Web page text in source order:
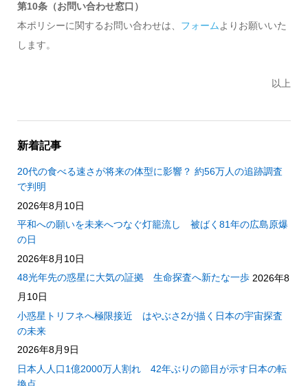
第10条（お問い合わせ窓口）
本ポリシーに関するお問い合わせは、 フォーム よりお願いいた
します。
以上
新着記事
20代の食べる速さが将来の体型に影響？ 約56万人の追跡調査
で判明
2026年8月10日
平和への願いを未来へつなぐ灯籠流し 被ばく81年の広島原爆
の日
2026年8月10日
48光年先の惑星に大気の証拠 生命探査へ新たな一歩 2026年8
月10日
小惑星トリフネへ極限接近 はやぶさ2が描く日本の宇宙探査
の未来
2026年8月9日
日本人人口1億2000万人割れ 42年ぶりの節目が示す日本の転
換点